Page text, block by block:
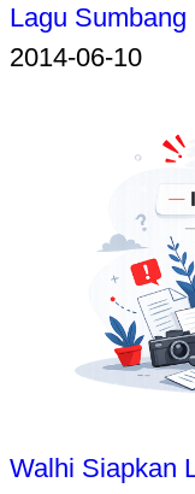
Lagu
2014-06-10
Walhi Siapkan